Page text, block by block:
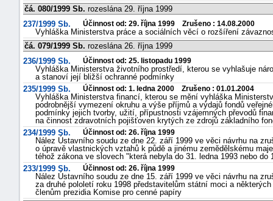
čá. 080/1999 Sb. rozeslána 29. října 1999
237/1999 Sb.
Účinnost od: 29. října 1999 Zrušeno : 14.08.2000
Vyhláška Ministerstva práce a sociálních věcí o rozšíření
čá. 079/1999 Sb. rozeslána 26. října 1999
236/1999 Sb.
Účinnost od: 25. listopadu 1999
Vyhláška Ministerstva životního prostředí, kterou se vyhlašuje
a stanoví její bližší ochranné podmínky
235/1999 Sb.
Účinnost od: 1. ledna 2000 Zrušeno : 01.01.2004
Vyhláška Ministerstva financí, kterou se mění vyhláška
podrobnější vymezení okruhu a výše příjmů a výdajů fondů
podmínky jejich tvorby, užití, přípustnosti vzájemných převodů
na činnost zdravotních pojišťoven krytých ze zdrojů základního
234/1999 Sb.
Účinnost od: 26. října 1999
Nález Ústavního soudu ze dne 22. září 1999 ve věci návrhu na
o úpravě vlastnických vztahů k půdě a jinému zemědělskému
téhož zákona ve slovech "která nebyla do 31. ledna 1993 nebo do
233/1999 Sb.
Účinnost od: 26. října 1999
Nález Ústavního soudu ze dne 15. září 1999 ve věci návrhu na
za druhé pololetí roku 1998 představitelům státní moci a
členům prezidia Komise pro cenné papíry